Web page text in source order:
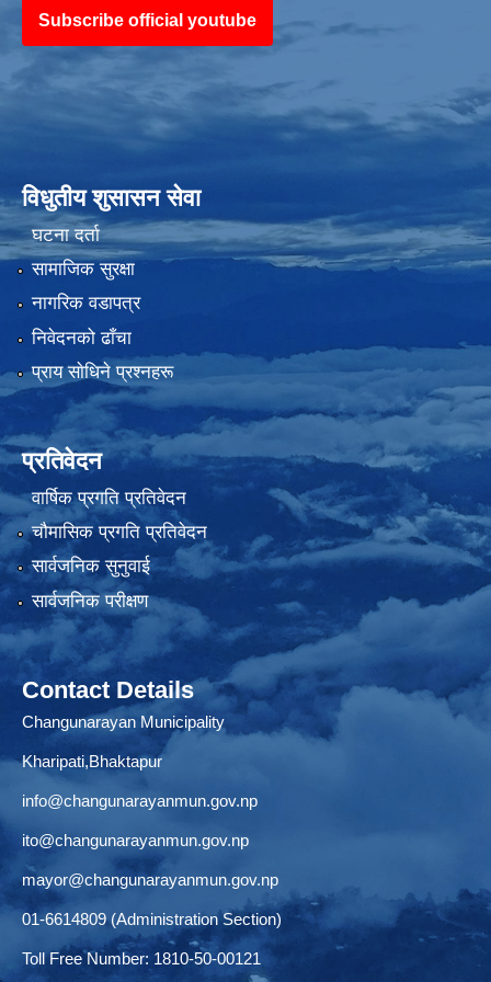
Subscribe official youtube
विधुतीय शुसासन सेवा
घटना दर्ता
सामाजिक सुरक्षा
नागरिक वडापत्र
निवेदनको ढाँचा
प्राय साेधिने प्रश्नहरू
प्रतिवेदन
वार्षिक प्रगति प्रतिवेदन
चौमासिक प्रगति प्रतिवेदन
सार्वजनिक सुनुवाई
सार्वजनिक परीक्षण
Contact Details
Changunarayan Municipality
Kharipati,Bhaktapur
info@changunarayanmun.gov.np
ito@changunarayanmun.gov.np
mayor@changunarayanmun.gov.np
01-6614809 (Administration Section)
Toll Free Number: 1810-50-00121